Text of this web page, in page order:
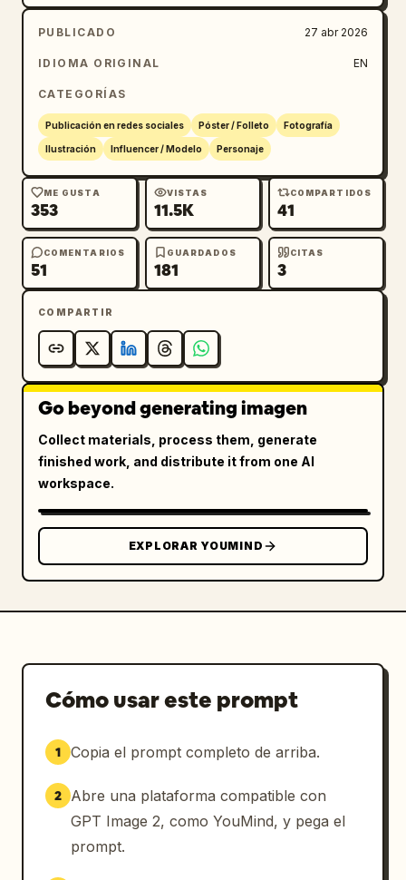
al aire libre, brillante, con un cielo azul
despejado, luz solar natural intensa, sombras
nítidas e iluminación de alto contraste.
ropa y el cabello.
Estética de técnica mixta que combina
fotorrealismo de alta gama con elementos de
dibujados a mano, flechas, líneas de
movimiento, destellos y superposiciones
gráficas dinámicas alrededor del sujeto y los
personajes.
Ultra detallado, HDR, enfoque nítido,
revista de moda, resolución 8K.
PUBLICADO 27 abr 2026
IDIOMA ORIGINAL EN
CATEGORÍAS
Publicación en redes sociales Póster / Folleto Fotografía
Ilustración Influencer / Modelo Personaje
ME GUSTA
353
VISTAS
11.5K
COMPARTIDOS
41
COMENTARIOS
51
GUARDADOS
181
CITAS
3
COMPARTIR
Go beyond generating imagen
Collect materials, process them, generate
finished work, and distribute it from one AI
workspace.
EXPLORAR YOUMIND
Cómo usar este prompt
1 Copia el prompt completo de arriba.
2
Abre una plataforma compatible con
GPT Image 2, como YouMind, y pega el
prompt.